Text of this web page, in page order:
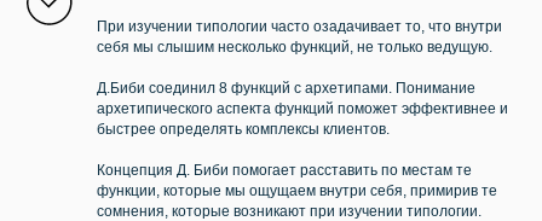
При изучении типологии часто озадачивает то, что внутри
себя мы слышим несколько функций, не только ведущую.
Д.Биби соединил 8 функций с архетипами. Понимание
архетипического аспекта функций поможет эффективнее и
быстрее определять комплексы клиентов.
Концепция Д. Биби помогает расставить по местам те
функции, которые мы ощущаем внутри себя, примирив те
сомнения, которые возникают при изучении типологии.